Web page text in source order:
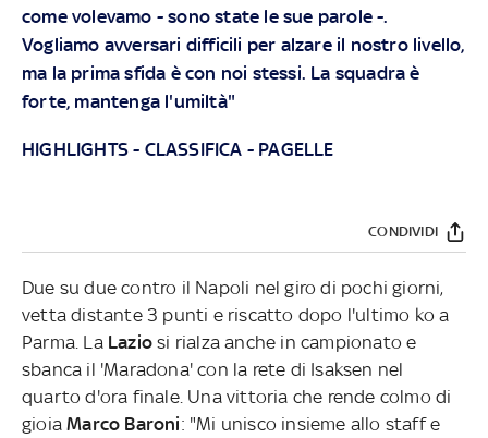
come volevamo - sono state le sue parole -.
Vogliamo avversari difficili per alzare il nostro livello,
ma la prima sfida è con noi stessi. La squadra è
forte, mantenga l'umiltà"
HIGHLIGHTS - CLASSIFICA - PAGELLE
CONDIVIDI
Due su due contro il Napoli nel giro di pochi giorni,
vetta distante 3 punti e riscatto dopo l'ultimo ko a
Parma. La Lazio si rialza anche in campionato e
sbanca il 'Maradona' con la rete di Isaksen nel
quarto d'ora finale. Una vittoria che rende colmo di
gioiaMarco Baroni: "Mi unisco insieme allo staff e